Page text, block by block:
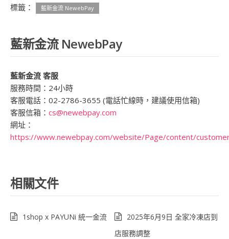
標籤： 藍新金流 NewebPay
藍新金流 NewebPay
藍新金流 客服
服務時間：24小時
客服電話：02-2786-3655 (電話忙線時，建議使用信箱)
客服信箱： cs@newebpay.com
網址：
https://www.newebpay.com/website/Page/content/
相關文件
1shop x PAYUNi 統一金流
2025年6月9日 全家冷凍店到
店服務調整